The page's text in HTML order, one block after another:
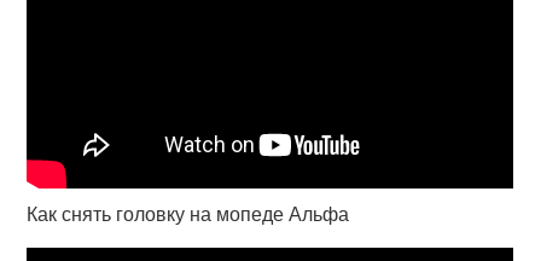
Как снять головку на мопеде Альфа